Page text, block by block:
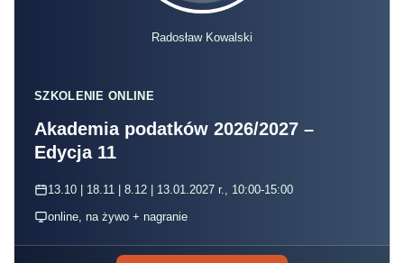
Radosław Kowalski
SZKOLENIE ONLINE
Akademia podatków 2026/2027 –
Edycja 11
13.10 | 18.11 | 8.12 | 13.01.2027 r., 10:00-15:00
online, na żywo + nagranie